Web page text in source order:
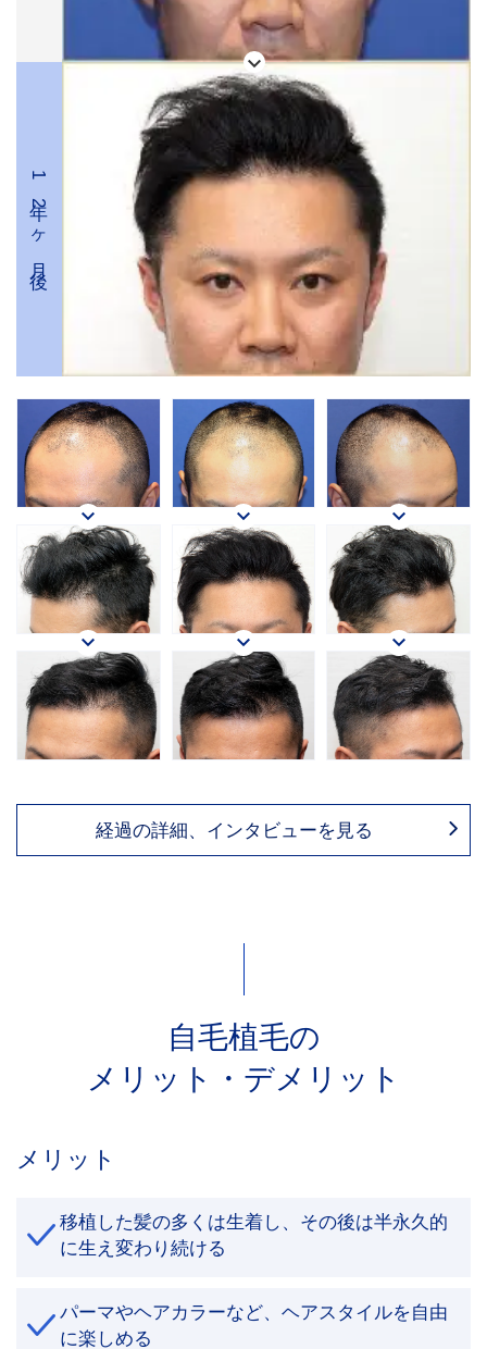
1年2ヶ月後






経過の詳細、インタビューを見る
自毛植毛の
メリット・デメリット
メリット
移植した髪の多くは生着し、その後は半永久的
に生え変わり続ける
パーマやヘアカラーなど、ヘアスタイルを自由
に楽しめる